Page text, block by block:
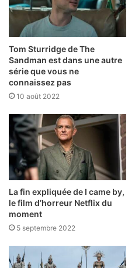
Tom Sturridge de The
Sandman est dans une autre
série que vous ne
connaissez pas
10 août 2022
La fin expliquée de I came by,
le film d’horreur Netflix du
moment
5 septembre 2022